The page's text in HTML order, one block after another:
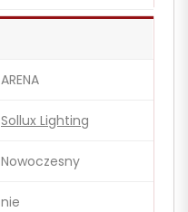
ARENA
Sollux Lighting
Nowoczesny
nie